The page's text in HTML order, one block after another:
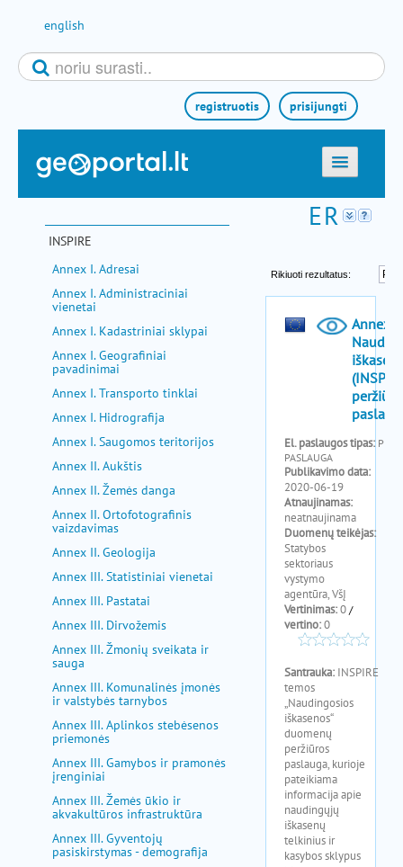
english
prisijungti
registruotis
titulinis
žemėlapiai
teminės sritys
INSPIRE
Annex I. Adresai
Annex I. Administraciniai
vienetai
Annex I. Kadastriniai sklypai
Annex I. Geografiniai
pavadinimai
Annex I. Transporto tinklai
Annex I. Hidrografija
Annex I. Saugomos teritorijos
Annex II. Aukštis
Annex II. Žemės danga
Annex II. Ortofotografinis
vaizdavimas
Annex II. Geologija
Annex III. Statistiniai vienetai
Annex III. Pastatai
Annex III. Dirvožemis
Annex III. Žmonių sveikata ir
sauga
Annex III. Komunalinės įmonės
ir valstybės tarnybos
Annex III. Aplinkos stebėsenos
priemonės
Annex III. Gamybos ir pramonės
įrenginiai
Annex III. Žemės ūkio ir
akvakultūros infrastruktūra
Annex III. Gyventojų
pasiskirstymas - demografija